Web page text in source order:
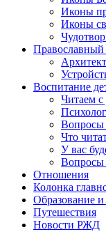
Иконы
Иконы
Православный
Воспитание
Читаем с
Вопросы
Что
У вас
Вопросы
Отношения
Колонка
Образование
Путешествия
Новости РЖД